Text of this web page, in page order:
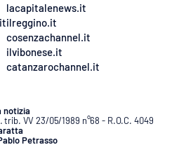
lacapitalenews.it
ilreggino.it
cosenzachannel.it
ilvibonese.it
catanzarochannel.it
notizia
VV 23/05/1989 n°68 - R.O.C. 4049
Petrasso